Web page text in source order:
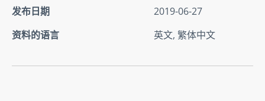
发布日期
2019-06-27
资料的语言
英文, 繁体中文